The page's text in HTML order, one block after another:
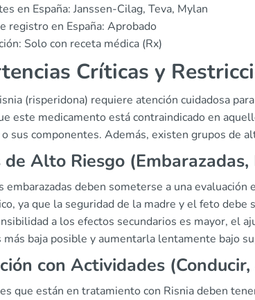
en España: Janssen-Cilag, Teva, Mylan
registro en España: Aprobado
Solo con receta médica (Rx)
Críticas y
(risperidona) requiere atención cuidadosa
este medicamento está contraindicado en
sus componentes. Además, existen grupos de
de Alto Riesgo
embarazadas deben someterse a una
ya que la seguridad de la madre y el feto
a los efectos secundarios es mayor, el
más baja posible y aumentarla lentamente bajo
con Actividades
que están en tratamiento con Risnia deben